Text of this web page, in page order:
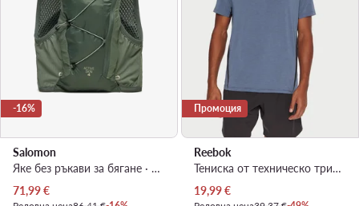
-16%
Salomon
Яке без ръкави за бягане · Зелен
Актуална цена
71,99€
Промоция
Reebok
Тениска от техническо трико · Син
Актуална цена
19,99€